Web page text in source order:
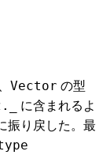
Vector の型
に含まれるよ
振り戻した。最